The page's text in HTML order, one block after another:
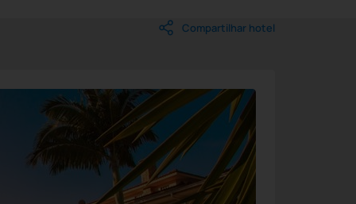
Compartilhar hotel